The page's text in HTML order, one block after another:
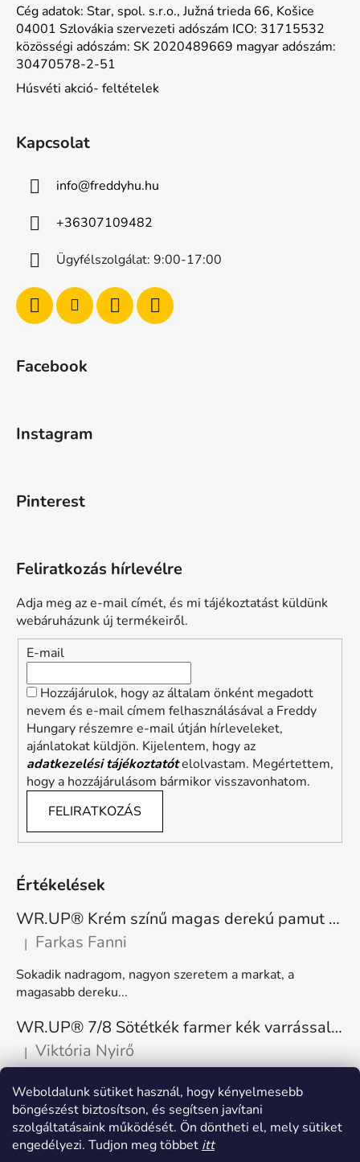
Weboldalunk sütiket használ, hogy kényelmesebb
böngészést biztosítson, és segítsen javítani
szolgáltatásaink működését. Ön döntheti el, mely sütiket
engedélyezi. Tudjon meg többet itt
Cég adatok: Star, spol. s.r.o., Južná trieda 66, Košice
04001 Szlovákia szervezeti adószám ICO: 31715532
közösségi adószám: SK 2020489669 magyar adószám:
30470578-2-51
Húsvéti akció- feltételek
Kapcsolat
info@freddyhu.hu
+36307109482
Ügyfélszolgálat: 9:00-17:00
Facebook
Instagram
Pinterest
Feliratkozás hírlevélre
Adja meg az e-mail címét, és mi tájékoztatást küldünk
webáruházunk új termékeiről.
E-mail
Hozzájárulok, hogy az általam önként megadott
nevem és e-mail címem felhasználásával a Freddy
Hungary részemre e-mail útján hírleveleket,
ajánlatokat küldjön. Kijelentem, hogy az
adatkezelési tájékoztatótelolvastam. Megértettem,
hogy a hozzájárulásom bármikor visszavonhatom.
FELIRATKOZÁS
Értékelések
WR.UP® Krém színű magas derekú pamut nadrág RE(MOVE) WRUP1HC001ORG, Z40
A termék értékelése 5-ből 5 csillag.
| Farkas Fanni
Sokadik nadragom, nagyon szeretem a markat, a
magasabb dereku...
WR.UP® 7/8 Sötétkék farmer kék varrással, superskinny RE(MOVE) WRUP4RC002ORG, J0B
A termék értékelése 5-ből 5 csillag.
| Viktória Nyirő
Nagyon kényelmes, rugalmas. Méretnek megfelelő.